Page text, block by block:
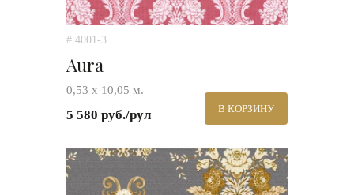
# 4001-3
Aura
0,53 х 10,05 м.
5 580 руб./рул В КОРЗИНУ